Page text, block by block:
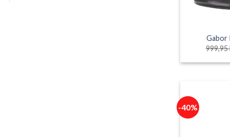
Gabor
999,95
-40%